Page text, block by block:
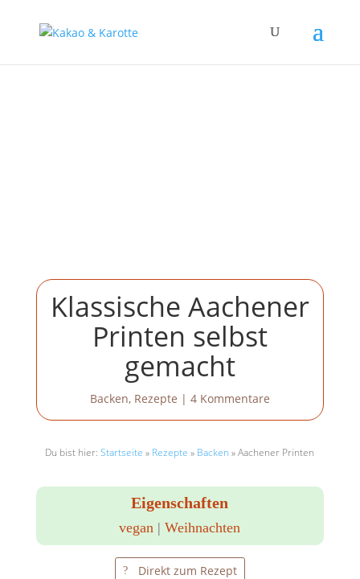
Klassische Aachener
Printen selbst
gemacht
Backen, Rezepte | 4 Kommentare
Du bist hier: Startseite » Rezepte » Backen »Aachener Printen
Eigenschaften
vegan |Weihnachten
Direkt zum Rezept